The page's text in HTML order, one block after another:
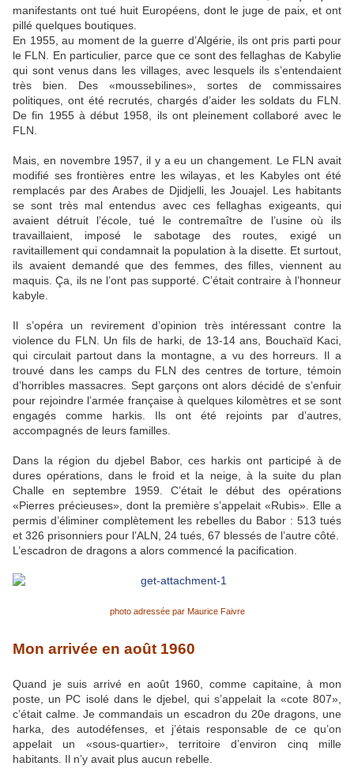
manifestants ont tué huit Européens, dont le juge de paix, et ont
pillé quelques boutiques.
En 1955, au moment de la guerre d’Algérie, ils ont pris parti pour
le FLN. En particulier, parce que ce sont des fellaghas de Kabylie
qui sont venus dans les villages, avec lesquels ils s’entendaient
très bien. Des «moussebilines», sortes de commissaires
politiques, ont été recrutés, chargés d’aider les soldats du FLN.
De fin 1955 à début 1958, ils ont pleinement collaboré avec le
FLN.
Mais, en novembre 1957, il y a eu un changement. Le FLN avait
modifié ses frontières entre les wilayas, et les Kabyles ont été
remplacés par des Arabes de Djidjelli, les Jouajel. Les habitants
se sont très mal entendus avec ces fellaghas exigeants, qui
avaient détruit l’école, tué le contremaître de l’usine où ils
travaillaient, imposé le sabotage des routes, exigé un
ravitaillement qui condamnait la population à la disette. Et surtout,
ils avaient demandé que des femmes, des filles, viennent au
maquis. Ça, ils ne l’ont pas supporté. C’était contraire à l’honneur
kabyle.
Il s’opéra un revirement d’opinion très intéressant contre la
violence du FLN. Un fils de harki, de 13-14 ans, Bouchaïd Kaci,
qui circulait partout dans la montagne, a vu des horreurs. Il a
trouvé dans les camps du FLN des centres de torture, témoin
d’horribles massacres. Sept garçons ont alors décidé de s’enfuir
pour rejoindre l’armée française à quelques kilomètres et se sont
engagés comme harkis. Ils ont été rejoints par d’autres,
accompagnés de leurs familles.
Dans la région du djebel Babor, ces harkis ont participé à de
dures opérations, dans le froid et la neige, à la suite du plan
Challe en septembre 1959. C’était le début des opérations
«Pierres précieuses», dont la première s’appelait «Rubis». Elle a
permis d’éliminer complètement les rebelles du Babor : 513 tués
et 326 prisonniers pour l’ALN, 24 tués, 67 blessés de l’autre côté.
L’escadron de dragons a alors commencé la pacification.
photo adressée par Maurice Faivre
Mon arrivée en août 1960
Quand je suis arrivé en août 1960, comme capitaine, à mon
poste, un PC isolé dans le djebel, qui s’appelait la «cote 807»,
c’était calme. Je commandais un escadron du 20e dragons, une
harka, des autodéfenses, et j’étais responsable de ce qu’on
appelait un «sous-quartier», territoire d’environ cinq mille
habitants. Il n’y avait plus aucun rebelle.